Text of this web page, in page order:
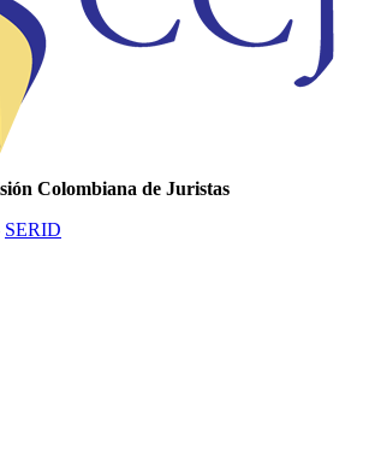
Colombiana de Juristas
SERID